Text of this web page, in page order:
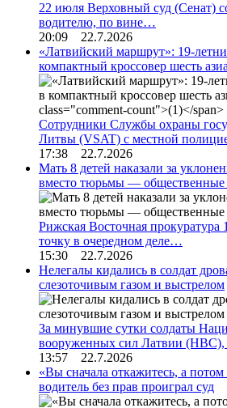
22 июля Верховный суд (Сенат)
водителю, по вине…
20:09 22.7.2026
«Латвийский маршрут»: 19-
компактный кроссовер шесть
Сотрудники Службы охраны
Литвы (VSAT) с местной
17:38 22.7.2026
Мать 8 детей наказали за
вместо тюрьмы — общественные
Рижская Восточная прокуратура
точку в очередном деле…
15:30 22.7.2026
Нелегалы кидались в солдат
слезоточивым газом и выстрелом
За минувшие сутки солдаты
вооруженных сил Латвии
13:57 22.7.2026
«Вы сначала откажитесь, а потом
водитель без прав проиграл суд